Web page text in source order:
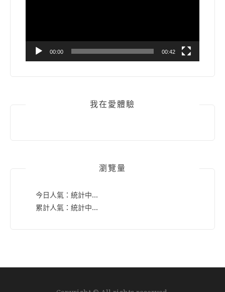
00:00 00:42
我在愛體驗
瀏覽量
今日人氣： 統計中...
累計人氣： 統計中...